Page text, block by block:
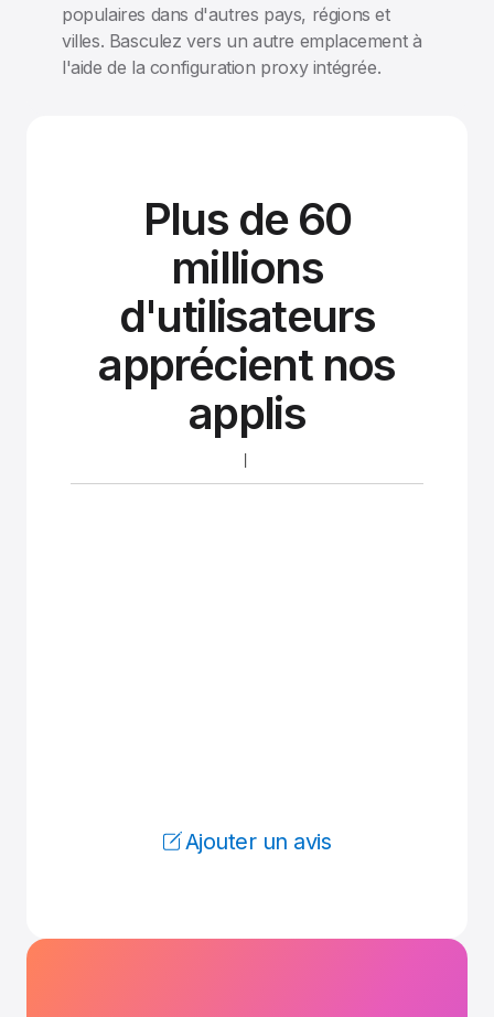
populaires dans d'autres pays, régions et
villes. Basculez vers un autre emplacement à
l'aide de la configuration proxy intégrée.
Plus de 60
millions
d'utilisateurs
apprécient nos
applis
Ajouter un avis